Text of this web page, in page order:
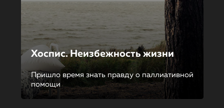
Хоспис. Неизбежность жизни
Пришло время знать правду о паллиативной
помощи